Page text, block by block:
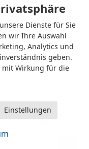
250
6
Dienste für Sie
wir Ihre Auswahl
Analytics und
geben.
mit Wirkung für die
Einstellungen